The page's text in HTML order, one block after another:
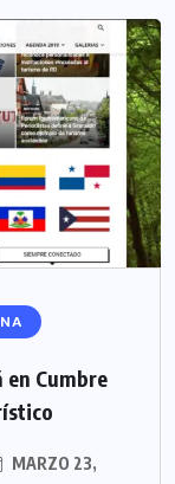
Cumbre
MARZO 23,